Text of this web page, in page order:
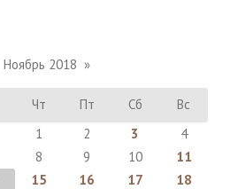
Ноябрь 2018 »
Чт Пт Сб
Вс
1
2 3
4
8 9 10
11
15 16 17
18